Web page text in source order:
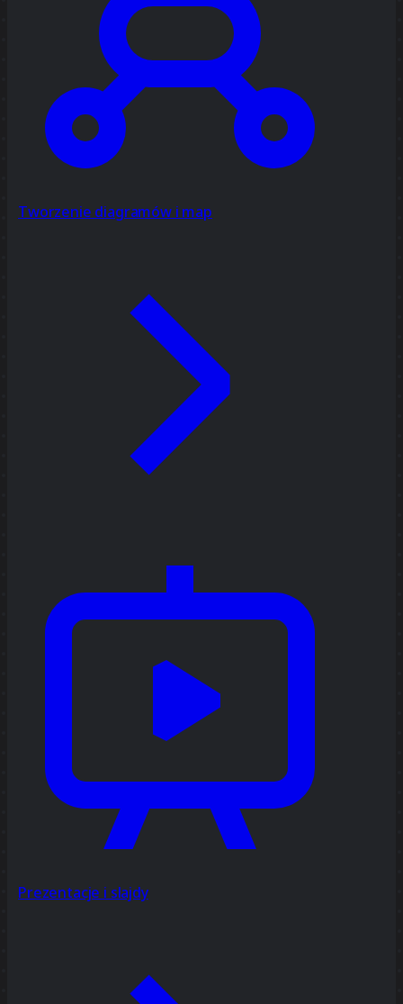
Tworzenie diagramów i map
Prezentacje i slajdy